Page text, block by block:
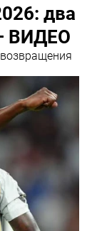
два
ВИДЕО